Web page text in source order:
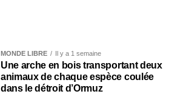
MONDE LIBRE Il y a 1 semaine
Une arche en bois transportant deux
animaux de chaque espèce coulée
dans le détroit d’Ormuz